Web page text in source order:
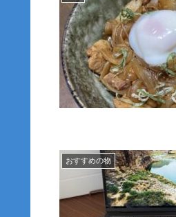
おすすめの物